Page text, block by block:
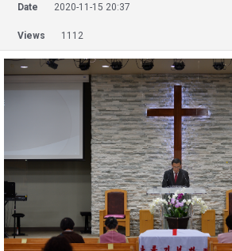
Date 2020-11-15 20:37
Views 1112